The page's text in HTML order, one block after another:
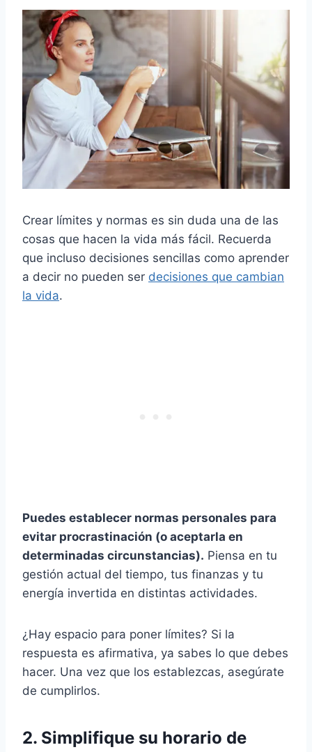
Crear límites y normas es sin duda una de las
cosas que hacen la vida más fácil. Recuerda
que incluso decisiones sencillas como aprender
a decir no pueden ser decisiones que cambian
la vida.
Puedes establecer normas personales para
evitar procrastinación (o aceptarla en
determinadas circunstancias). Piensa en tu
gestión actual del tiempo, tus finanzas y tu
energía invertida en distintas actividades.
¿Hay espacio para poner límites? Si la
respuesta es afirmativa, ya sabes lo que debes
hacer. Una vez que los establezcas, asegúrate
de cumplirlos.
2. Simplifique su horario de